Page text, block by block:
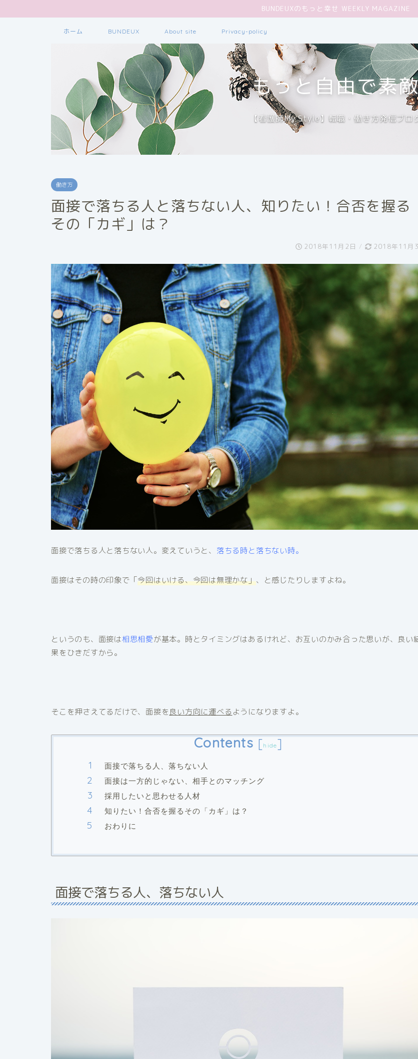
BUNDEUXのもっと幸せ WEEKLY MAGAZINE
ホーム BUNDEUX About site Privacy-policy
もっと自由で素
【看護師My Style】転職・働き方発信ブロ
働き方
面接で落ちる人と落ちない人、知りたい！合否を握る
その「カギ」は？
2018年11月2日 / 2018年11月
面接で落ちる人と落ちない人。変えていうと、 落ちる時と落ちない時。
面接はその時の印象で「今回はいける、今回は無理かな」、と感じたりしますよね。
というのも、面接は相思相愛が基本。時とタイミングはあるけれど、お互いのかみ合った思いが、良い
果をひきだすから。
そこを押さえてるだけで、面接を 良い方向に運べる ようになりますよ。
Contents [hide]
面接で落ちる人、落ちない人
面接は一方的じゃない、相手とのマッチング
採用したいと思わせる人材
知りたい！合否を握るその「カギ」は？
おわりに
面接で落ちる人、落ちない人